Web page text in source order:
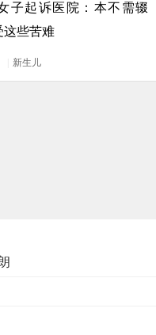
子起诉医院：本不需辍
这些苦难
新生儿